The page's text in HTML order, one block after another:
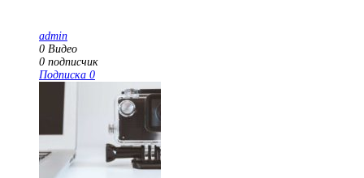
admin
0 Видео
0 подписчик
Подписка 0